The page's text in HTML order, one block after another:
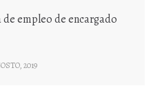
empleo de encargado
2019